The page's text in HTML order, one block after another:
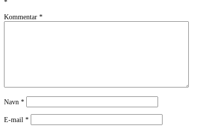
*
Kommentar *
Navn *
E-mail *